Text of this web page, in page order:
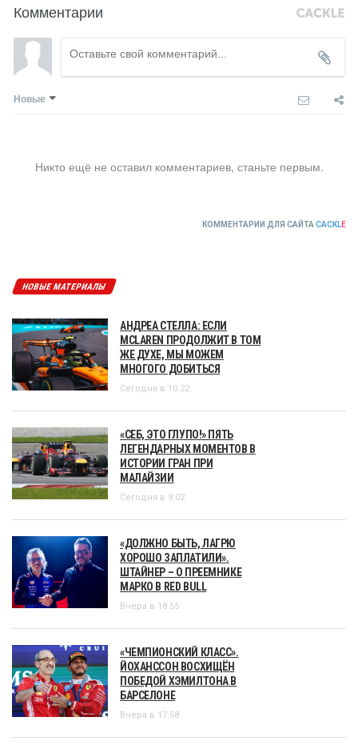
Комментарии
Новые
Никто ещё не оставил комментариев, станьте первым.
КОММЕНТАРИИ ДЛЯ САЙТА CACKLE
НОВЫЕ МАТЕРИАЛЫ
АНДРЕА СТЕЛЛА: ЕСЛИ
MCLAREN ПРОДОЛЖИТ В ТОМ
ЖЕ ДУХЕ, МЫ МОЖЕМ
МНОГОГО ДОБИТЬСЯ
Сегодня в 10:22
«СЕБ, ЭТО ГЛУПО!» ПЯТЬ
ЛЕГЕНДАРНЫХ МОМЕНТОВ В
ИСТОРИИ ГРАН ПРИ
МАЛАЙЗИИ
Сегодня в 9:02
«ДОЛЖНО БЫТЬ, ЛАГРЮ
ХОРОШО ЗАПЛАТИЛИ».
ШТАЙНЕР – О ПРЕЕМНИКЕ
МАРКО В RED BULL
Вчера в 18:55
«ЧЕМПИОНСКИЙ КЛАСС».
ЙОХАНССОН ВОСХИЩЁН
ПОБЕДОЙ ХЭМИЛТОНА В
БАРСЕЛОНЕ
Вчера в 17:58